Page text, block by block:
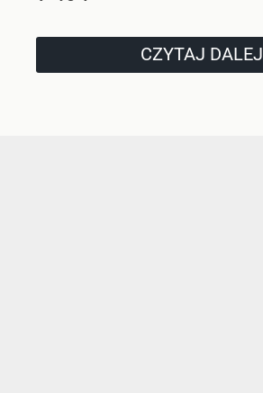
CZYTAJ DALEJ